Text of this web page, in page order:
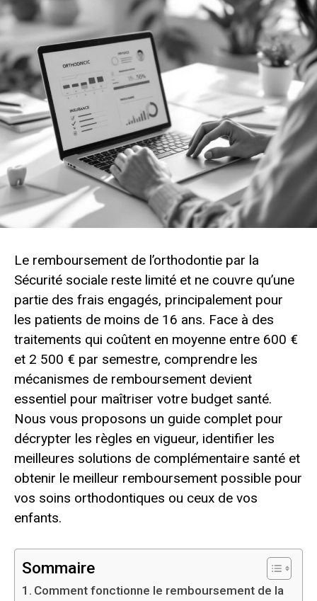
Le remboursement de l’orthodontie par la
Sécurité sociale reste limité et ne couvre qu’une
partie des frais engagés, principalement pour
les patients de moins de 16 ans. Face à des
traitements qui coûtent en moyenne entre 600 €
et 2 500 € par semestre, comprendre les
mécanismes de remboursement devient
essentiel pour maîtriser votre budget santé.
Nous vous proposons un guide complet pour
décrypter les règles en vigueur, identifier les
meilleures solutions de complémentaire santé et
obtenir le meilleur remboursement possible pour
vos soins orthodontiques ou ceux de vos
enfants.
Sommaire
Comment fonctionne le remboursement de la